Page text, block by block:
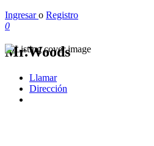
Ingresaro Registro
0
Mr.Woods
Llamar
Dirección